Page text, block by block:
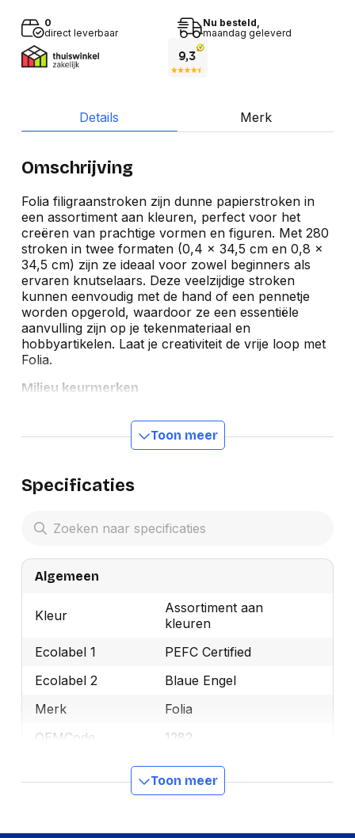
0
direct leverbaar
Nu besteld,
maandag geleverd
Details Merk
Omschrijving
Folia filigraanstroken zijn dunne papierstroken in
een assortiment aan kleuren, perfect voor het
creëren van prachtige vormen en figuren. Met 280
stroken in twee formaten (0,4 x 34,5 cm en 0,8 x
34,5 cm) zijn ze ideaal voor zowel beginners als
ervaren knutselaars. Deze veelzijdige stroken
kunnen eenvoudig met de hand of een pennetje
worden opgerold, waardoor ze een essentiële
aanvulling zijn op je tekenmateriaal en
hobbyartikelen. Laat je creativiteit de vrije loop met
Folia.
Milieu keurmerken
Toon meer
Specificaties
Algemeen
Kleur
Assortiment aan
kleuren
Ecolabel 1
PEFC Certified
Ecolabel 2
Blaue Engel
Merk
Folia
OEMCode
1282
Manufacturer Part
Number
Toon meer